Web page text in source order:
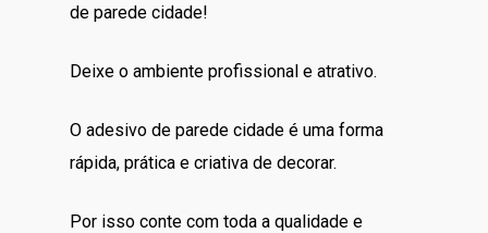
de parede cidade!
Deixe o ambiente profissional e atrativo.
O adesivo de parede cidade é uma forma
rápida, prática e criativa de decorar.
Por isso conte com toda a qualidade e